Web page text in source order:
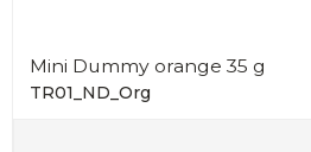
Mini Dummy orange 35 g
TR01_ND_Org